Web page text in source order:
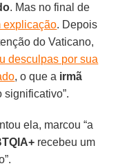
. Mas no final de
explicação. Depois
do Vaticano,
desculpas por sua
, o que a irmã
significativo”.
ela, marcou “a
recebeu um